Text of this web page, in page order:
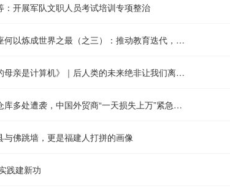
：开展军队文职人员考试培训专项整治
中国教育基座何以炼成世界之最（之三）：推动教育迭代，为孩子成长筑基
蓝江评《我的母亲是计算机》｜后人类的未来绝非让我们离开身体
俄罗斯电商仓库多处遭袭，中国外贸商“一天损失上万”紧急清仓
与佛跳墙，更是福建人打拼的画像
践建新功